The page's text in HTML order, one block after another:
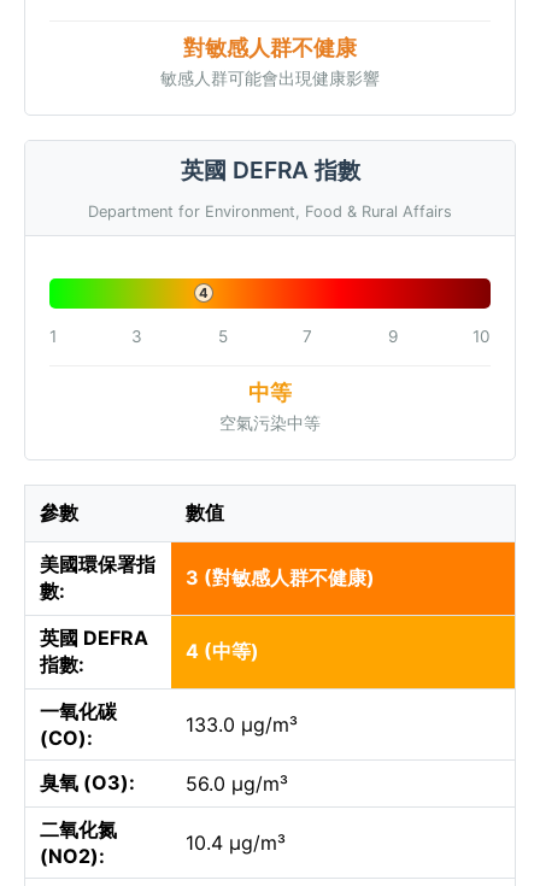
對敏感人群不健康
敏感人群可能會出現健康影響
英國 DEFRA 指數
Department for Environment, Food & Rural Affairs
4
1 3 5 7 9 10
中等
空氣污染中等
參數 數值
美國環保署指
數:
3 (對敏感人群不健康)
英國 DEFRA
指數:
4 (中等)
一氧化碳
(CO):
133.0 µg/m³
臭氧 (O3):
56.0 µg/m³
二氧化氮
(NO2):
10.4 µg/m³